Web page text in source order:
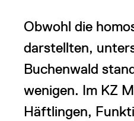
Obwohl die
darstellten,
Buchenwald
wenigen. Im KZ
Häftlingen,